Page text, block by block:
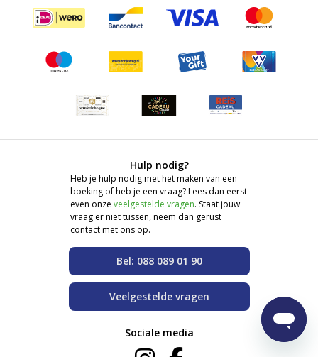
Hulp nodig?
Heb je hulp nodig met het maken van een
boeking of heb je een vraag? Lees dan eerst
even onze veelgestelde vragen. Staat jouw
vraag er niet tussen, neem dan gerust
contact met ons op.
Bel: 088 089 01 90
Veelgestelde vragen
Sociale media